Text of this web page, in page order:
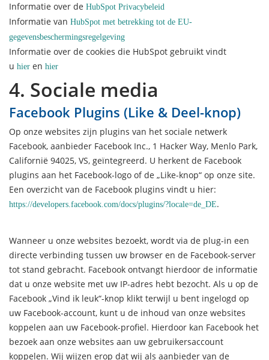
Informatie over de HubSpot Privacybeleid
Informatie van HubSpot met betrekking tot de EU-
gegevensbeschermingsregelgeving
Informatie over de cookies die HubSpot gebruikt vindt
u hier en hier
4. Sociale media
Facebook Plugins (Like & Deel-knop)
Op onze websites zijn plugins van het sociale netwerk
Facebook, aanbieder Facebook Inc., 1 Hacker Way, Menlo Park,
Californië 94025, VS, geïntegreerd. U herkent de Facebook
plugins aan het Facebook-logo of de „Like-knop“ op onze site.
Een overzicht van de Facebook plugins vindt u hier:
https://developers.facebook.com/docs/plugins/?locale=de_DE.
Wanneer u onze websites bezoekt, wordt via de plug-in een
directe verbinding tussen uw browser en de Facebook-server
tot stand gebracht. Facebook ontvangt hierdoor de informatie
dat u onze website met uw IP-adres hebt bezocht. Als u op de
Facebook „Vind ik leuk“-knop klikt terwijl u bent ingelogd op
uw Facebook-account, kunt u de inhoud van onze websites
koppelen aan uw Facebook-profiel. Hierdoor kan Facebook het
bezoek aan onze websites aan uw gebruikersaccount
koppelen. Wij wijzen erop dat wij als aanbieder van de